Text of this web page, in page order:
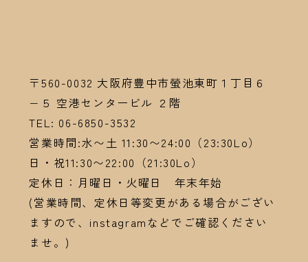
〒560-0032 大阪府豊中市螢池東町１丁目６
−５ 空港センタービル ２階
TEL: 06-6850-3532
営業時間:水〜土 11:30〜24:00（23:30Lo）
日・祝11:30〜22:00（21:30Lo）
定休日：月曜日・火曜日 年末年始
(営業時間、定休日等変更がある場合がござい
ますので、instagramなどでご確認ください
ませ。)